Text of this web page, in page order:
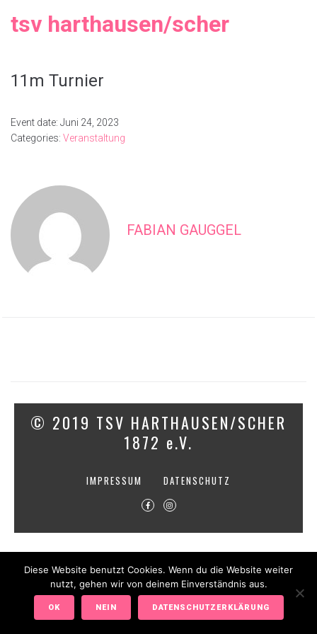
tsv harthausen/scher
11m Turnier
Event date: Juni 24, 2023
Categories: Veranstaltung
FABIAN GAUGGEL
© 2019 TSV HARTHAUSEN/SCHER
1872 e.V.
IMPRESSUM DATENSCHUTZ
Diese Website benutzt Cookies. Wenn du die Website weiter
nutzt, gehen wir von deinem Einverständnis aus.
OK NEIN DATENSCHUTZERKLÄRUNG